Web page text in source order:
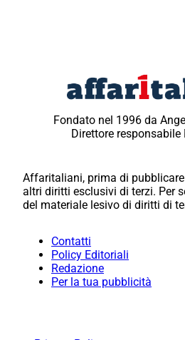
Fondato nel 1996 da
Direttore
Affaritaliani, prima di
altri diritti esclusivi di terzi. Per
del materiale lesivo di diritti di
Contatti
Policy Editoriali
Redazione
Per la tua pubblicità